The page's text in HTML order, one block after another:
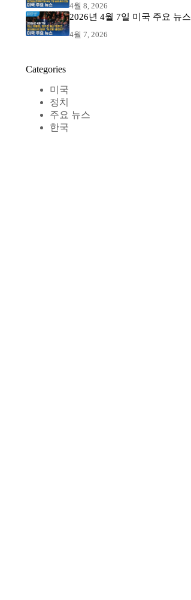
4월 8, 2026
2026년 4월 7일 미국 주요 뉴스
4월 7, 2026
Categories
미국
정치
주요 뉴스
한국